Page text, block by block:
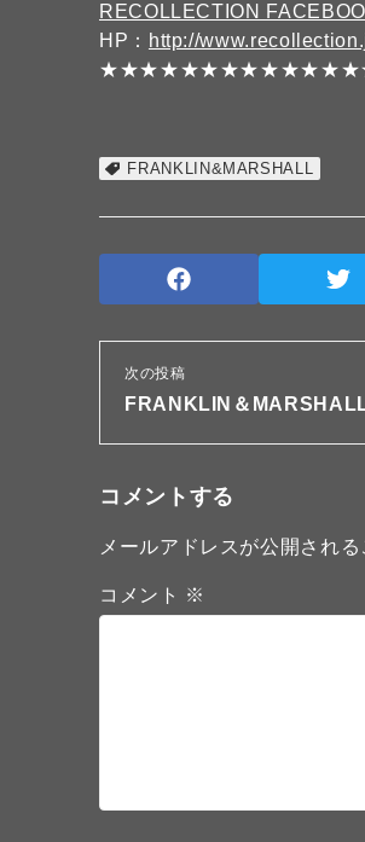
RECOLLECTION
HP： http://
FRANKLIN&MARSHALL
次の投稿
FRANKLIN＆
コメントする
メールアドレスが公開される
コメント ※